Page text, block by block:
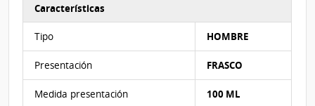
Características
Tipo HOMBRE
Presentación FRASCO
Medida presentación 100 ML